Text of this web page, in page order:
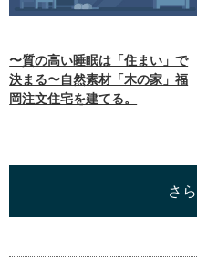
〜質の高い睡眠は「住まい」で
決まる〜自然素材「木の家」福
岡注文住宅を建てる。
さ